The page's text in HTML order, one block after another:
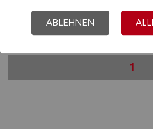
Kissingen
1
ABLEHNEN